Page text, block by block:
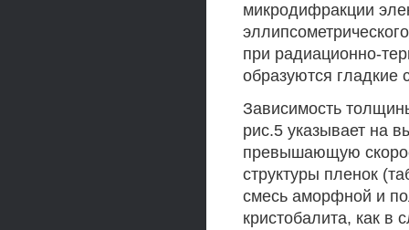
микродифракции
при радиационно-
образуются
Зависимость
рис.5 указывает на
превышающую
структуры пленок
смесь аморфной и
кристобалита, как в